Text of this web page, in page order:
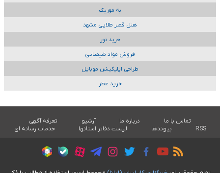
به موزیک
هتل قصر طلایی مشهد
خرید تور
فروش مواد شیمیایی
طراحی اپلیکیشن موبایل
خرید عطر
تماس با ما درباره ما آرشیو
تعرفه آگهی
RSS
پیوندها لیست دفاتر استانها خدمات رسانه ای